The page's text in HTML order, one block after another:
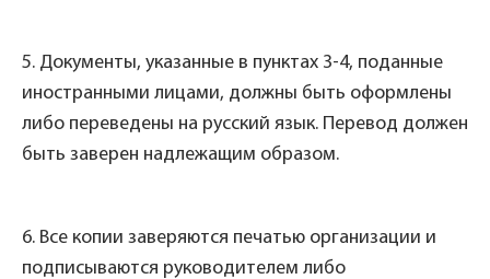
5. Документы, указанные в пунктах 3-4, поданные
иностранными лицами, должны быть оформлены
либо переведены на русский язык. Перевод должен
быть заверен надлежащим образом.
6. Все копии заверяются печатью организации и
подписываются руководителем либо